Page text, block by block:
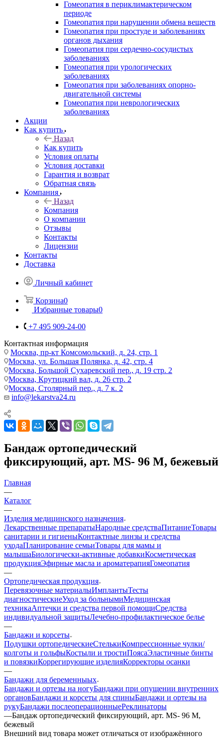
Гомеопатия в периклимактерическом
периоде
Гомеопатия при нарушении обмена веществ
Гомеопатия при простуде и заболеваниях
органов дыхания
Гомеопатия при сердечно-сосудистых
заболеваниях
Гомеопатия при урологических
заболеваниях
Гомеопатия при заболеваниях опорно-
двигательной системы
Гомеопатия при неврологических
заболеваниях
Акции
Как купить
Назад
Как купить
Условия оплаты
Условия доставки
Гарантия и возврат
Обратная связь
Компания
Назад
Компания
О компании
Отзывы
Контакты
Лицензии
Контакты
Доставка
Личный кабинет
Корзина0
Избранные товары0
+7 495 909-24-00
Контактная информация
Москва, пр-кт Комсомольский, д. 24, стр. 1
Москва, ул. Большая Полянка, д. 42, стр. 4
Москва, Большой Сухаревский пер., д. 19 стр. 2
Москва, Крутицкий вал, д. 26 стр. 2
Москва, Столярный пер., д. 7 к. 2
info@lekarstva24.ru
Бандаж ортопедический
фиксирующий, арт. MS- 96 M, бежевый
Главная
—
Каталог
—
Изделия медицинского назначения
Лекарственные препаратыНародные средстваПитаниеТовары
санитарии и гигиеныКонтактные линзы и средства
уходаПланирование семьиТовары для мамы и
малышаБиологически-активные добавкиКосметическая
продукцияЭфирные масла и ароматерапияГомеопатия
—
Ортопедическая продукция
Перевязочные материалыИмплантыТесты
диагностическиеУход за больнымиМедицинская
техникаАптечки и средства первой помощиСредства
индивидуальной защитыЛечебно-профилактическое белье
—
Бандажи и корсеты
Подушки ортопедическиеСтелькиКомпрессионные чулки/
колготы и гольфыКостыли и тростиПоясаЭластичные бинты
и повязкиКоррегирующие изделияКорректоры осанки
—
Бандажи для беременныых
Бандажи и ортезы на ногуБандажи при опущении внутренних
органовБандажи и корсеты для спиныБандажи и ортезы на
рукуБандажи послеоперационныеРеклинаторы
—Бандаж ортопедический фиксирующий, арт. MS- 96 M,
бежевый
Bнешний вид товара может отличаться от изображённого